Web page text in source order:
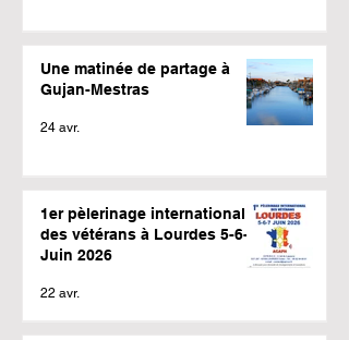
Une matinée de partage à
Gujan-Mestras
24 avr.
1er pèlerinage international
des vétérans à Lourdes 5-6-7
Juin 2026
22 avr.